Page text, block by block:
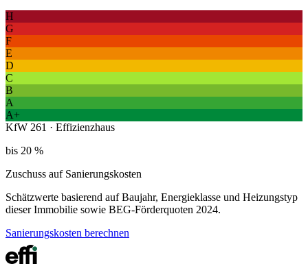
H
G
F
E
D
C
B
A
A+
KfW 261 · Effizienzhaus
bis 20 %
Zuschuss auf Sanierungskosten
Schätzwerte basierend auf Baujahr, Energieklasse und Heizungstyp
dieser Immobilie sowie BEG-Förderquoten 2024.
Sanierungskosten berechnen